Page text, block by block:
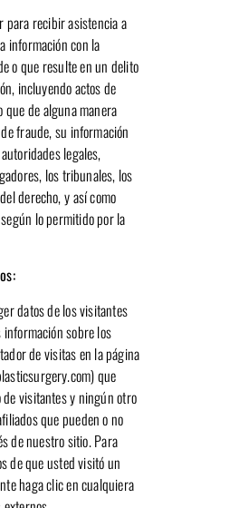
para recibir asistencia a
información con la
o que resulte en un delito
incluyendo actos de
de alguna manera
fraude, su información
legales,
los tribunales, los
derecho, y así como
lo permitido por la
datos de los visitantes
sobre los
de visitas en la página
que
visitantes y ningún otro
que pueden o no
de nuestro sitio. Para
de que usted visitó un
haga clic en cualquiera